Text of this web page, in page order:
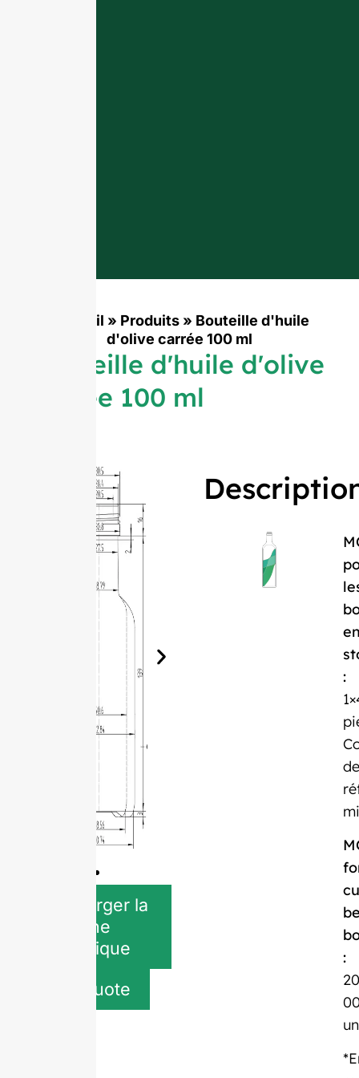
Accueil » Produits» Bouteille d'huile
d'olive carrée 100 ml
Bouteille d'huile d'olive
carrée 100 ml
Télécharger la
fiche
technique
Get quote
:
de
: